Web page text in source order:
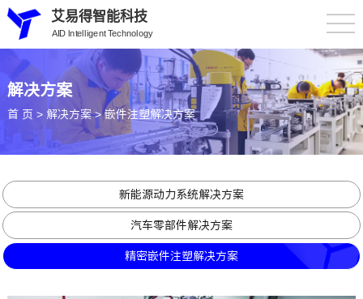
艾易得智能科技
AID lntelligent Technology
解决方案
首 页 > 解决方案>嵌件注塑解决方案
新能源动力系统解决方案
汽车零部件解决方案
精密嵌件注塑解决方案